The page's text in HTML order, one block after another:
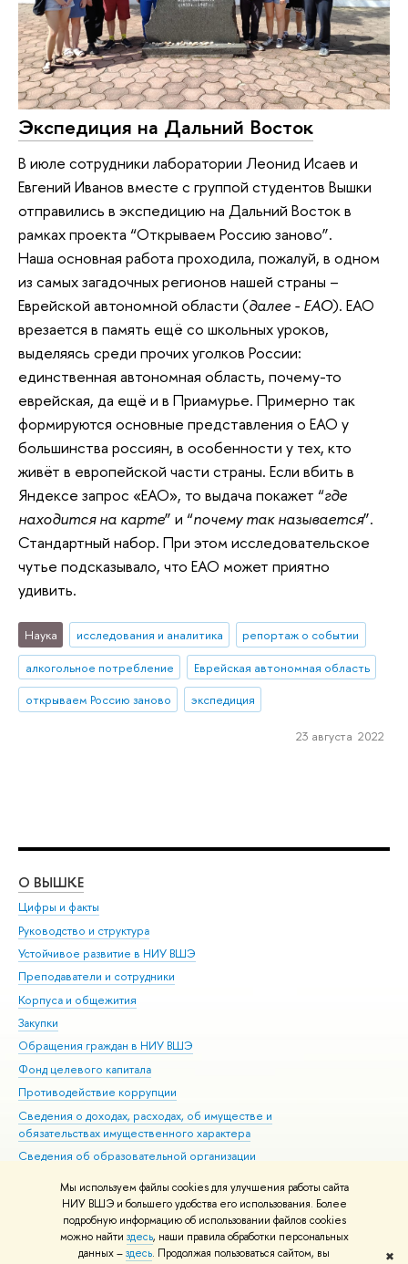
Мы используем файлы cookies для улучшения работы сайта
НИУ ВШЭ и большего удобства его использования. Более
подробную информацию об использовании файлов cookies
можно найти здесь, наши правила обработки персональных
данных –здесь. Продолжая пользоваться сайтом, вы
✖
Экспедиция на Дальний Восток
В июле сотрудники лаборатории Леонид Исаев и
Евгений Иванов вместе с группой студентов Вышки
отправились в экспедицию на Дальний Восток в
рамках проекта “Открываем Россию заново”.
Наша основная работа проходила, пожалуй, в одном
из самых загадочных регионов нашей страны –
Еврейской автономной области (далее - ЕАО). ЕАО
врезается в память ещё со школьных уроков,
выделяясь среди прочих уголков России:
единственная автономная область, почему-то
еврейская, да ещё и в Приамурье. Примерно так
формируются основные представления о ЕАО у
большинства россиян, в особенности у тех, кто
живёт в европейской части страны. Если вбить в
Яндексе запрос «ЕАО», то выдача покажет “где
находится на карте” и “почему так называется”.
Стандартный набор. При этом исследовательское
чутье подсказывало, что ЕАО может приятно
удивить.
Наука исследования и аналитика
репортаж о событии
алкогольное потребление
Еврейская автономная область
открываем Россию заново
экспедиция
23 августа 2022
О ВЫШКЕ
Цифры и факты
Руководство и структура
Устойчивое развитие в НИУ ВШЭ
Преподаватели и сотрудники
Корпуса и общежития
Закупки
Обращения граждан в НИУ ВШЭ
Фонд целевого капитала
Противодействие коррупции
Сведения о доходах, расходах, об имуществе и
обязательствах имущественного характера
Сведения об образовательной организации
Людям с ограниченными возможностями здоровья
Единая платежная страница
Работа в Вышке